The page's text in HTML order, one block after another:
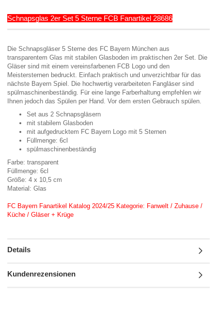
Schnapsglas 2er Set 5 Sterne FCB Fanartikel 28686
Die Schnapsgläser 5 Sterne des FC Bayern München aus
transparentem Glas mit stabilen Glasboden im praktischen 2er Set. Die
Gläser sind mit einem vereinsfarbenen FCB Logo und den
Meistersternen bedruckt. Einfach praktisch und unverzichtbar für das
nächste Bayern Spiel. Die hochwertig verarbeiteten Fangläser sind
spülmaschinenbeständig. Für eine lange Farberhaltung empfehlen wir
Ihnen jedoch das Spülen per Hand. Vor dem ersten Gebrauch spülen.
Set aus 2 Schnapsgläsern
mit stabilem Glasboden
mit aufgedrucktem FC Bayern Logo mit 5 Sternen
Füllmenge: 6cl
spülmaschinenbeständig
Farbe: transparent
Füllmenge: 6cl
Größe: 4 x 10,5 cm
Material: Glas
FC Bayern Fanartikel Katalog 2024/25 Kategorie: Fanwelt / Zuhause /
Küche / Gläser + Krüge
Details
Kundenrezensionen